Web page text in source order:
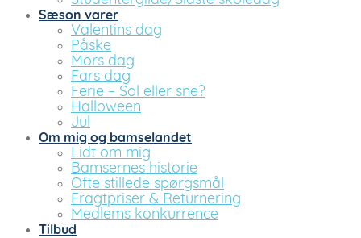
Sæson varer
Valentins dag
Påske
Mors dag
Fars dag
Ferie – Sol eller sne?
Halloween
Jul
Om mig og bamselandet
Lidt om mig
Bamsernes historie
Ofte stillede spørgsmål
Fragtpriser & Returnering
Medlems konkurrence
Tilbud